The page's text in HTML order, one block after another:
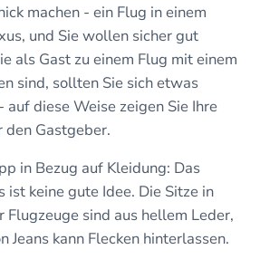
machen - ein Flug in einem
und Sie wollen sicher gut
als Gast zu einem Flug mit einem
sind, sollten Sie sich etwas
auf diese Weise zeigen Sie Ihre
Gastgeber.
in Bezug auf Kleidung: Das
ist keine gute Idee. Die Sitze in
Flugzeuge sind aus hellem Leder,
Jeans kann Flecken hinterlassen.